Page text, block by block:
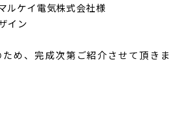
ルケイ電気株式会社様
イン
め、完成次第ご紹介させて頂きま